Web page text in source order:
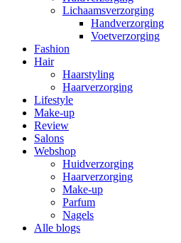
Lichaamsverzorging
Handverzorging
Voetverzorging
Fashion
Hair
Haarstyling
Haarverzorging
Lifestyle
Make-up
Review
Salons
Webshop
Huidverzorging
Haarverzorging
Make-up
Parfum
Nagels
Alle blogs